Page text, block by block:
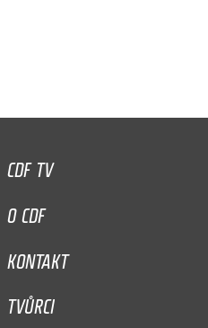
CDF TV
O CDF
KONTAKT
TVŮRCI